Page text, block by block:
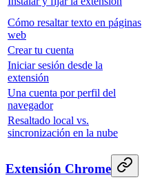
Cómo resaltar texto en páginas
web
Crear tu cuenta
Iniciar sesión desde la
extensión
Una cuenta por perfil del
navegador
Resaltado local vs.
sincronización en la nube
Extensión Chrome